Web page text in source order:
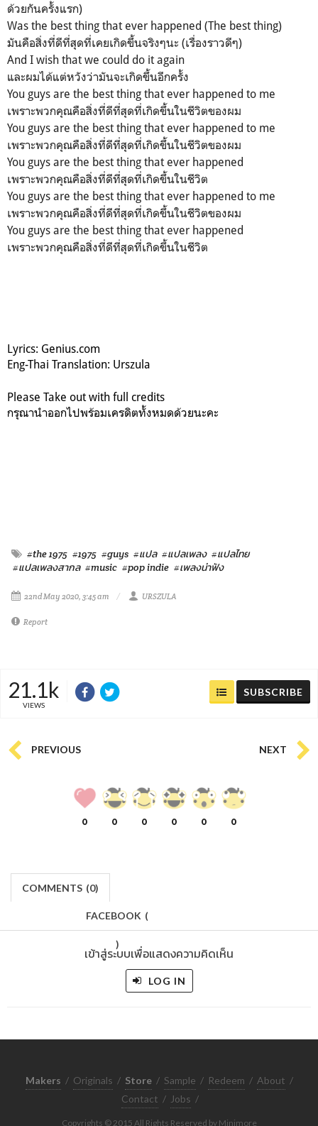
ด้วยกันครั้งแรก)
Was the best thing that ever happened (The best thing)
มันคือสิ่งที่ดีที่สุดที่เคยเกิดขึ้นจริงๆนะ (เรื่องราวดีๆ)
And I wish that we could do it again
และผมได้แต่หวังว่ามันจะเกิดขึ้นอีกครั้ง
You guys are the best thing that ever happened to me
เพราะพวกคุณคือสิ่งที่ดีที่สุดที่เกิดขึ้นในชีวิตของผม
You guys are the best thing that ever happened to me
เพราะพวกคุณคือสิ่งที่ดีที่สุดที่เกิดขึ้นในชีวิตของผม
You guys are the best thing that ever happened
เพราะพวกคุณคือสิ่งที่ดีที่สุดที่เกิดขึ้นในชีวิต
You guys are the best thing that ever happened to me
เพราะพวกคุณคือสิ่งที่ดีที่สุดที่เกิดขึ้นในชีวิตของผม
You guys are the best thing that ever happened
เพราะพวกคุณคือสิ่งที่ดีที่สุดที่เกิดขึ้นในชีวิต
Lyrics: Genius.com
Eng-Thai Translation: Urszula
Please Take out with full credits
กรุณานำออกไปพร้อมเครดิตทั้งหมดด้วยนะคะ
#the 1975 #1975 #guys #แปล #แปลเพลง #แปลไทย
#แปลเพลงสากล #music #pop indie #เพลงน่าฟัง
22nd May 2020, 3:45 am URSZULA
Report
21.1k
VIEWS
SUBSCRIBE
PREVIOUS NEXT
0 0 0 0 0 0
COMMENTS (0)
FACEBOOK (
)
เข้าสู่ระบบเพื่อแสดงความคิดเห็น
LOG IN
Makers / Originals / Store / Sample / Redeem / About /
Contact / Jobs /
Copyrights © 2015 All Rights Reserved by Minimore